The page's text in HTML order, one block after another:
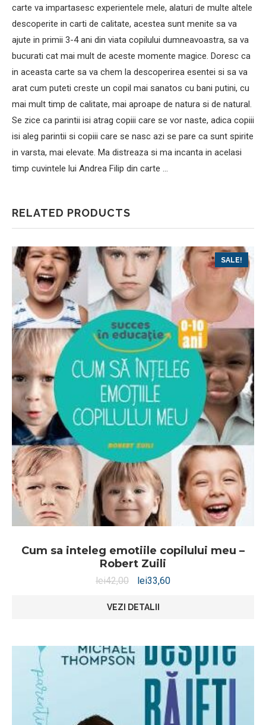
carte va impartasesc experientele mele, alaturi de multe altele
descoperite in carti de calitate, acestea sunt menite sa va
ajute in primii 3-4 ani din viata copilului dumneavoastra, sa va
bucurati cat mai mult de aceste momente magice. Doresc ca
in aceasta carte sa va chem la descoperirea esentei si sa va
arat cum puteti creste un copil mai sanatos cu bani putini, cu
mai mult timp de calitate, mai aproape de natura si de natural.
Se zice ca parintii isi atrag copiii care se vor naste, adica copiii
isi aleg parintii si copiii care se nasc azi se pare ca sunt spirite
in varsta, mai elevate. Ma distreaza si ma incanta in acelasi
timp cuvintele lui Andrea Filip din carte …
RELATED PRODUCTS
SALE!
Cum sa inteleg emotiile copilului meu –
Robert Zuili
lei42,00 lei33,60
VEZI DETALII